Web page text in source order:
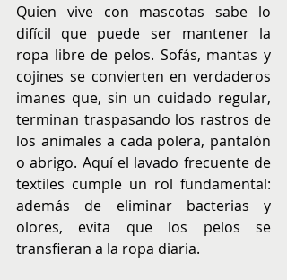
Quien vive con mascotas sabe lo
difícil que puede ser mantener la
ropa libre de pelos. Sofás, mantas y
cojines se convierten en verdaderos
imanes que, sin un cuidado regular,
terminan traspasando los rastros de
los animales a cada polera, pantalón
o abrigo. Aquí el lavado frecuente de
textiles cumple un rol fundamental:
además de eliminar bacterias y
olores, evita que los pelos se
transfieran a la ropa diaria.